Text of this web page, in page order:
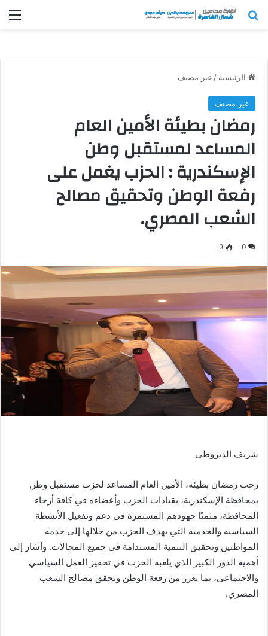
بحث عن
الرئيسية / غير مصنف
غير مصنف
رمضان بطيئة الأمين العام
المساعد لمستقبل وطن
الإسكندرية : الحزب يغمل على
رفعة الوطن وتحقيق مصالح
الشعب المصري.
0
3
شريف الديروطي
رحب رمضان بطيئة، الأمين العام المساعد لحزب مستقبل وطن
بمحافظة الإسكندرية، بقيادات الحزب وأعضاءه في كافة أرجاء
المحافظة، مثمنًا جهودهم المستمرة في دعم وتفعيل الأنشطة
السياسية والخدمية التي يهدف الحزب من خلالها إلى خدمة
المواطنين وتحقيق التنمية المستدامة في جميع المجالات. وأشار إلى
أهمية الدور الكبير الذي يلعبه الحزب في تحفيز العمل السياسي
والاجتماعي، بما يعزز من رفعة الوطن ويحقق مصالح الشعب
المصري.